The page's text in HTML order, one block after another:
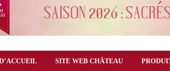
SITE WEB CHÂTEAU